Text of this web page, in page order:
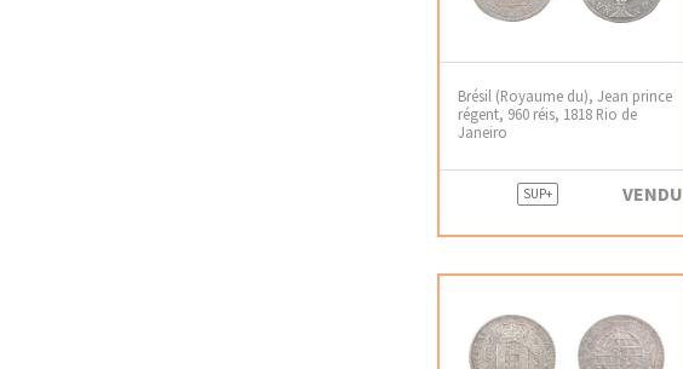
Brésil (Royaume du), Jean prince
régent, 960 réis, 1818 Rio de
Janeiro
SUP+ VENDU